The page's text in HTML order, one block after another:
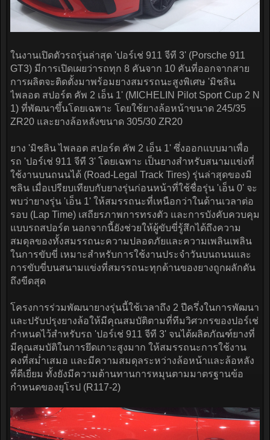
ในงานเปิดตัวรถรุ่นล่าสุด 'ปอร์เช่ 911 จีที 3' (Porsche 911
GT3) มีการเปิดเผยว่ารถทุก 8 คันจาก 10 คันที่ออกจากสาย
การผลิตจะติดตั้งมาพร้อมยางสมรรถนะสูงพิเศษ 'มิชลิน
ไพลอต สปอร์ต คัพ 2 เอ็น 1' (MICHELIN Pilot Sport Cup 2 N
1) ที่พัฒนาขึ้นโดยเฉพาะ โดยใช้ยางล้อหน้าขนาด 245/35
ZR20 และยางล้อหลังขนาด 305/30 ZR20
ยาง 'มิชลิน ไพลอต สปอร์ต คัพ 2 เอ็น 1' ซึ่งออกแบบมาเพื่อ
รถ 'ปอร์เช่ 911 จีที 3' โดยเฉพาะ เป็นยางสำหรับสนามแข่งที่
ใช้งานบนถนนได้ (Road-Legal Track Tires) รุ่นล่าสุดของมิ
ชลิน เมื่อเปรียบเทียบกับยางรุ่นก่อนหน้าที่ใช้ชื่อรุ่น 'เอ็น 0' จะ
พบว่ายางรุ่น 'เอ็น 1' ให้สมรรถนะที่เหนือกว่าในด้านเวลาต่อ
รอบ (Lap Time) เสถียรภาพการทรงตัว และการบังคับควบคุม
แบบรถสปอร์ต นอกจากนี้ยังช่วยให้ผู้ขับขี่รู้สึกได้ถึงความ
สมดุลของทั้งสมรรถนะความปลอดภัยและความเพลินเพลิน
ในการขับขี่ เหมาะสำหรับการใช้งานประจำวันบนถนนและ
การขับขี่บนสนามแข่งที่สมรรถนะทุกด้านของยางถูกผลักดัน
ถึงขีดสุด
โครงการร่วมพัฒนายางรุ่นนี้ใช้เวลาถึง 2 ปีครึ่งในการพัฒนา
และปรับปรุงยางล้อให้มีคุณสมบัติตามที่ทีมวิศวกรของปอร์เช่
กำหนดไว้สำหรับรถ 'ปอร์เช่ 911 จีที 3' จนได้ผลิตภัณฑ์ยางที่
มีคุณสมบัติในการยึดเกาะสูงมาก ให้สมรรถนะการใช้งาน
คงที่สม่ำเสมอ และมีความสมดุลระหว่างล้อหน้าและล้อหลัง
ที่ดีเยี่ยม ทั้งยังมีความต้านทานการหมุนตามมาตรฐานข้อ
กำหนดของยุโรป (R117-2)